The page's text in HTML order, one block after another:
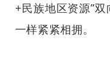
+民族地区资源”
一样紧紧相拥。